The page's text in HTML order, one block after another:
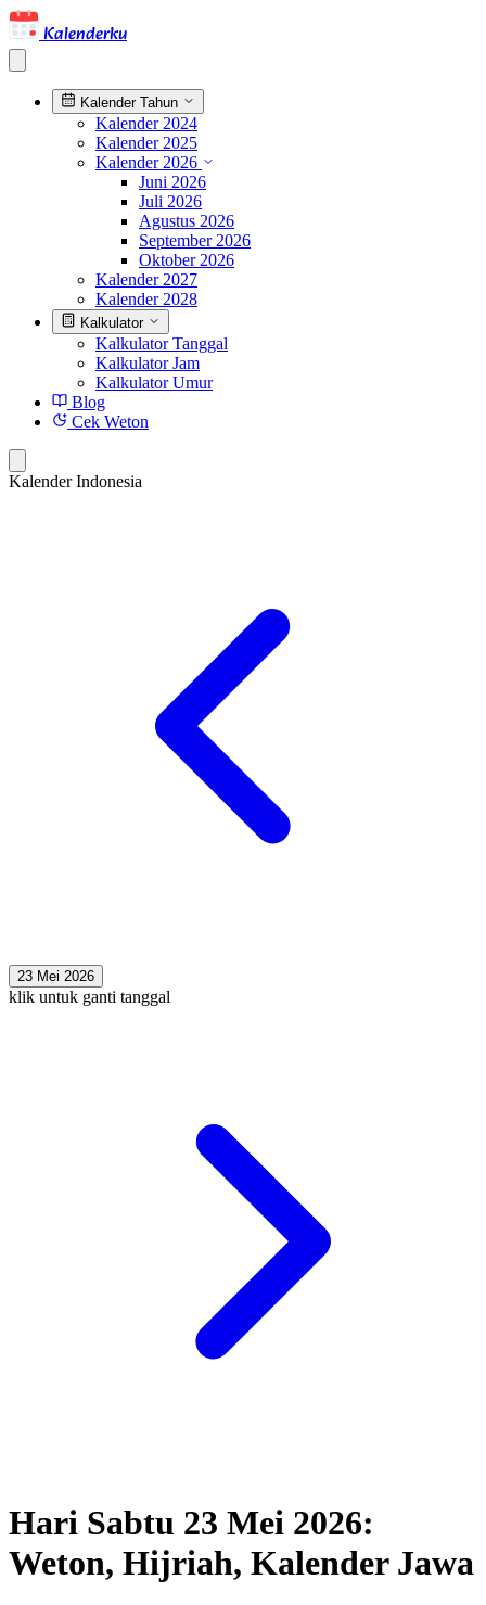
Kalenderku
Kalender Tahun
Kalender 2024
Kalender 2025
Kalender 2026
Juni 2026
Juli 2026
Agustus 2026
September 2026
Oktober 2026
Kalender 2027
Kalender 2028
Kalkulator
Kalkulator Tanggal
Kalkulator Jam
Kalkulator Umur
Blog
Cek Weton
Kalender Indonesia
23 Mei 2026
klik untuk ganti tanggal
Hari Sabtu 23 Mei 2026:
Weton, Hijriah, Kalender Jawa